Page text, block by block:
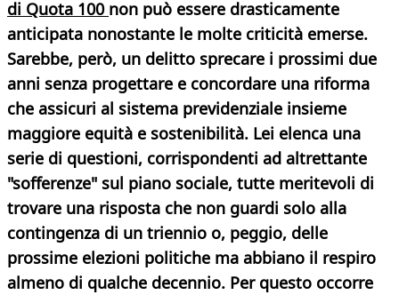
di Quota 100 non può essere drasticamente
anticipata nonostante le molte criticità emerse.
Sarebbe, però, un delitto sprecare i prossimi due
anni senza progettare e concordare una riforma
che assicuri al sistema previdenziale insieme
maggiore equità e sostenibilità. Lei elenca una
serie di questioni, corrispondenti ad altrettante
"sofferenze" sul piano sociale, tutte meritevoli di
trovare una risposta che non guardi solo alla
contingenza di un triennio o, peggio, delle
prossime elezioni politiche ma abbiano il respiro
almeno di qualche decennio. Per questo occorre